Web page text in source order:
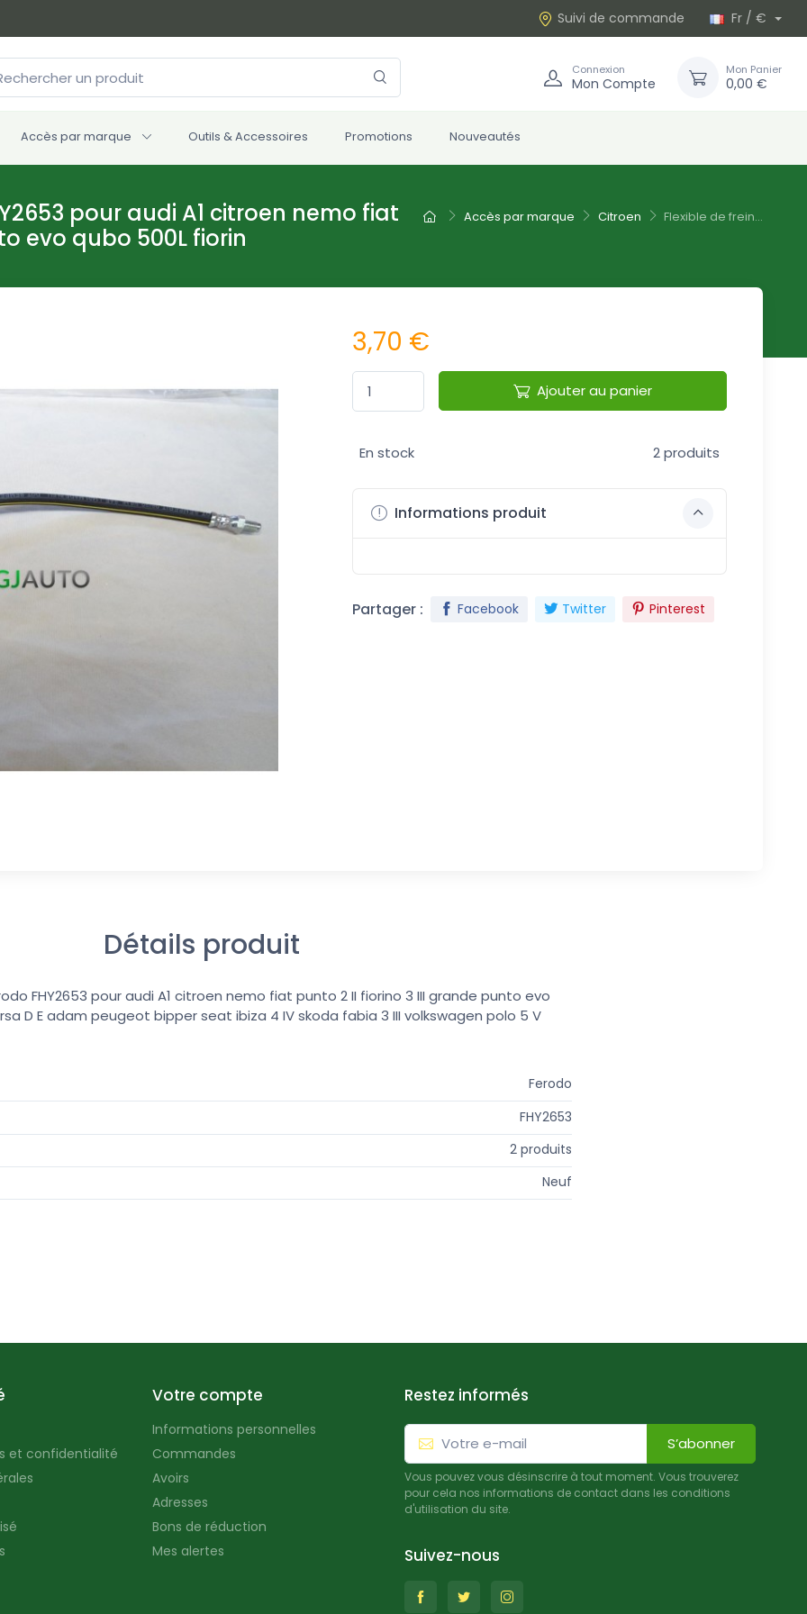
Suivi de commande Fr / €
Connexion
Mon Compte
Mon Panier
0,00 €
Accès par marque Outils & Accessoires Promotions Nouveautés
Accès par marque Citroen Flexible de frein...
pour audi A1 citroen nemo fiat
evo qubo 500L fiorin
3,70 €
Ajouter au panier
En stock 2 produits
Informations produit
Partager : Facebook Twitter Pinterest
Détails produit
FHY2653 pour audi A1 citroen nemo fiat punto 2 II fiorino 3 III grande punto evo
D E adam peugeot bipper seat ibiza 4 IV skoda fabia 3 III volkswagen polo 5 V
Ferodo
FHY2653
2 produits
Neuf
et confidentialité
Votre compte
Informations personnelles
Commandes
Avoirs
Adresses
Bons de réduction
Mes alertes
Restez informés
S’abonner
Vous pouvez vous désinscrire à tout moment. Vous trouverez
pour cela nos informations de contact dans les conditions
d'utilisation du site.
Suivez-nous